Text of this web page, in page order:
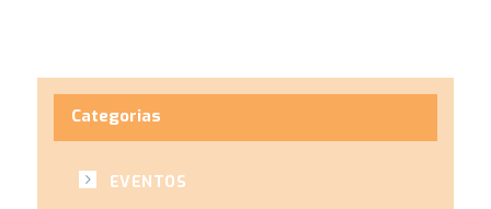
Categorias
EVENTOS